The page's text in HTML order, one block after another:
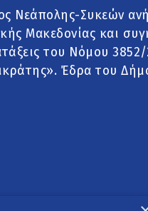
Νεάπολης-Συκεών
Μακεδονίας και
του Νόμου
Έδρα του